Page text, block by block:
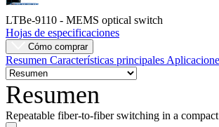
Carreras
Socios
Proveedores
LTBe-9110 - MEMS optical switch
Hojas de especificaciones
Cómo comprar
Resumen Características principales
Resumen
Repeatable fiber-to-fiber switching in a